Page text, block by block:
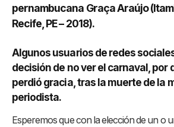
pernambucana Graça Araújo
Recife, PE – 2018).
Algunos usuarios de redes
decisión de no ver el carnaval, por
perdió gracia, tras la muerte de la
periodista.
Esperemos que con la elección de un o